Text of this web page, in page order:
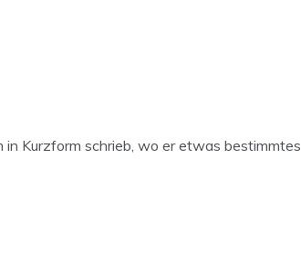
Kurzform schrieb, wo er etwas bestimmtes